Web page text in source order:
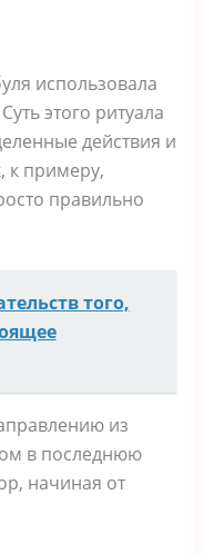
использовала
этого ритуала
действия и
к примеру,
правильно
того,
из
в последнюю
начиная от